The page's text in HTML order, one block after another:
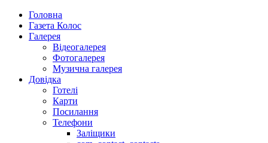
Головна
Газета Колос
Галерея
Відеогалерея
Фотогалерея
Музична галерея
Довідка
Готелі
Карти
Посилання
Телефони
Заліщики